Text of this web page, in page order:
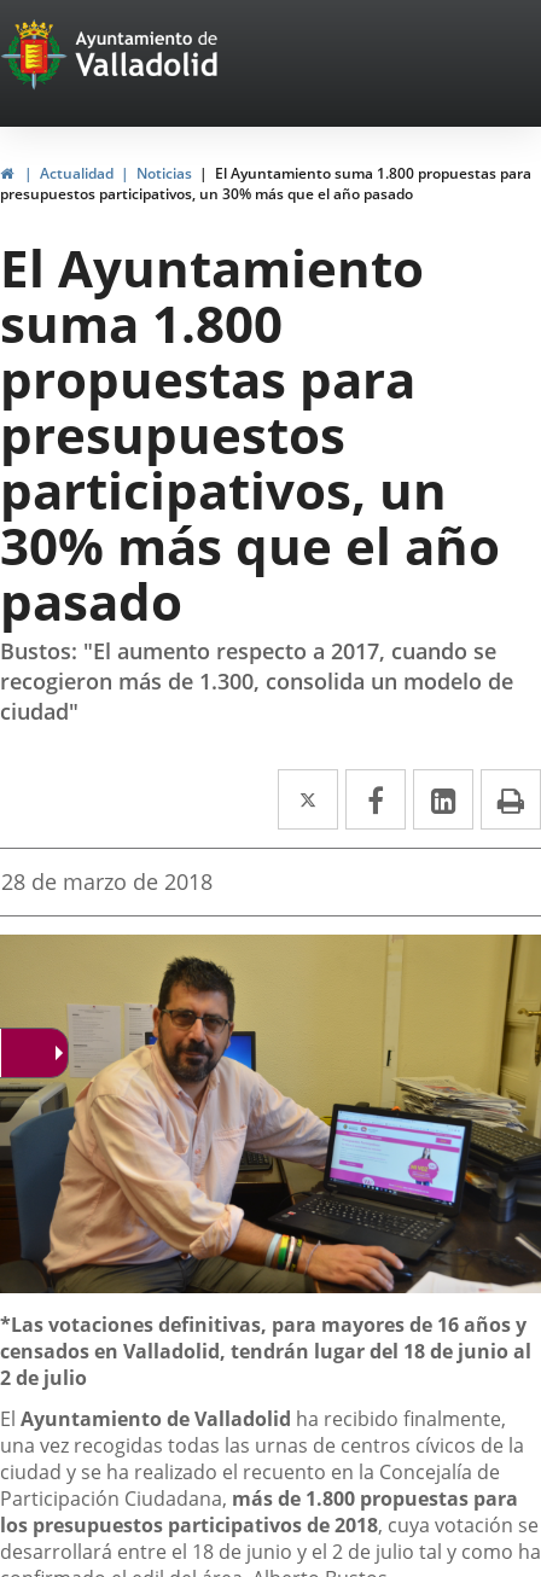
Portal
Web
del
Ayuntamiento
de
Valladolid
InicioActualidad Noticias
El Ayuntamiento suma 1.800 propuestas para
presupuestos participativos, un 30% más que el año pasado
El Ayuntamiento
suma 1.800
propuestas para
presupuestos
participativos, un
30% más que el año
pasado
Bustos: "El aumento respecto a 2017, cuando se
recogieron más de 1.300, consolida un modelo de
ciudad"
Twitter
Enlace
a
aplicación
externa.
Facebook
Enlace
a
aplicación
externa.
Enlace
a
Fecha
la
28 de marzo de 2018
Descripción
*Las votaciones definitivas, para mayores de 16 años y
censados en Valladolid, tendrán lugar del 18 de junio al
2 de julio
El Ayuntamiento de Valladolid ha recibido finalmente,
una vez recogidas todas las urnas de centros cívicos de la
ciudad y se ha realizado el recuento en la Concejalía de
Participación Ciudadana, más de 1.800 propuestas para
los presupuestos participativos de 2018, cuya votación se
desarrollará entre el 18 de junio y el 2 de julio tal y como ha